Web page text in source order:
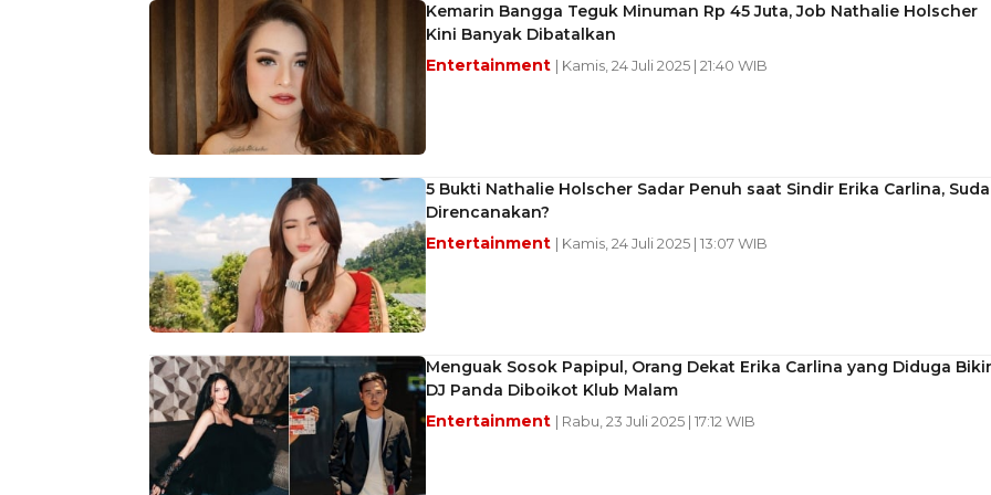
Kemarin Bangga Teguk Minuman Rp 45 Juta, Job Nathalie Holscher
Kini Banyak Dibatalkan
Entertainment | Kamis, 24 Juli 2025 | 21:40 WIB
5 Bukti Nathalie Holscher Sadar Penuh saat Sindir Erika Carlina,
Direncanakan?
Entertainment | Kamis, 24 Juli 2025 | 13:07 WIB
Menguak Sosok Papipul, Orang Dekat Erika Carlina yang Diduga
DJ Panda Diboikot Klub Malam
Entertainment | Rabu, 23 Juli 2025 | 17:12 WIB